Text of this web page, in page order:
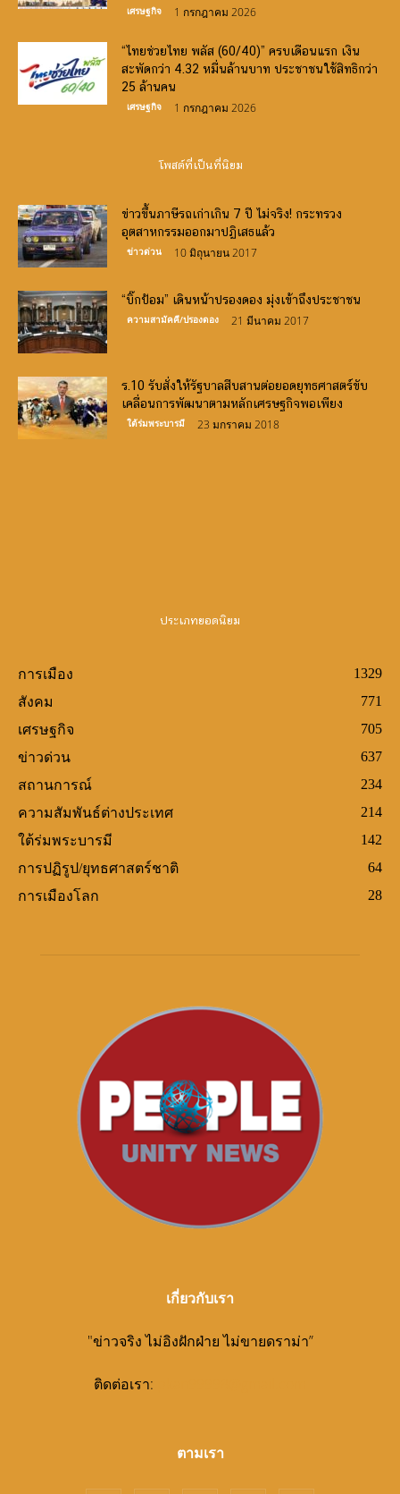
เศรษฐกิจ 1 กรกฎาคม 2026
“ไทยช่วยไทย พลัส (60/40)” ครบเดือนแรก เงิน
สะพัดกว่า 4.32 หมื่นล้านบาท ประชาชนใช้สิทธิกว่า
25 ล้านคน
เศรษฐกิจ 1 กรกฎาคม 2026
โพสต์ที่เป็นที่นิยม
ข่าวขึ้นภาษีรถเก่าเกิน 7 ปี ไม่จริง! กระทรวง
อุตสาหกรรมออกมาปฏิเสธแล้ว
ข่าวด่วน 10 มิถุนายน 2017
“บิ๊กป้อม” เดินหน้าปรองดอง มุ่งเข้าถึงประชาชน
ความสามัคคี/ปรองดอง 21 มีนาคม 2017
ร.10 รับสั่งให้รัฐบาลสืบสานต่อยอดยุทธศาสตร์ขับ
เคลื่อนการพัฒนาตามหลักเศรษฐกิจพอเพียง
ใต้ร่มพระบารมี 23 มกราคม 2018
ประเภทยอดนิยม
การเมือง
1329
สังคม
771
เศรษฐกิจ
705
ข่าวด่วน
637
สถานการณ์
234
ความสัมพันธ์ต่างประเทศ
214
ใต้ร่มพระบารมี
142
การปฏิรูป/ยุทธศาสตร์ชาติ
64
การเมืองโลก
28
เกี่ยวกับเรา
"ข่าวจริง ไม่อิงฝักฝ่าย ไม่ขายดราม่า”
ติดต่อเรา:
ตามเรา